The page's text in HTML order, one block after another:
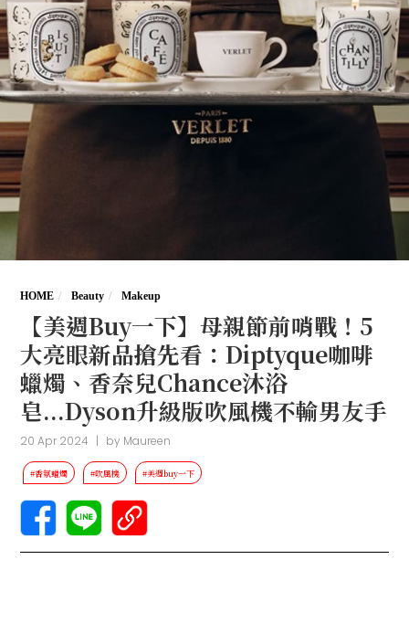
HOME Beauty Makeup
【美週Buy一下】母親節前哨戰！5
大亮眼新品搶先看：Diptyque咖啡
蠟燭、香奈兒Chance沐浴
皂...Dyson升級版吹風機不輸男友手
20 Apr 2024 | by Maureen
#香氛蠟燭 #吹風機 #美週buy一下